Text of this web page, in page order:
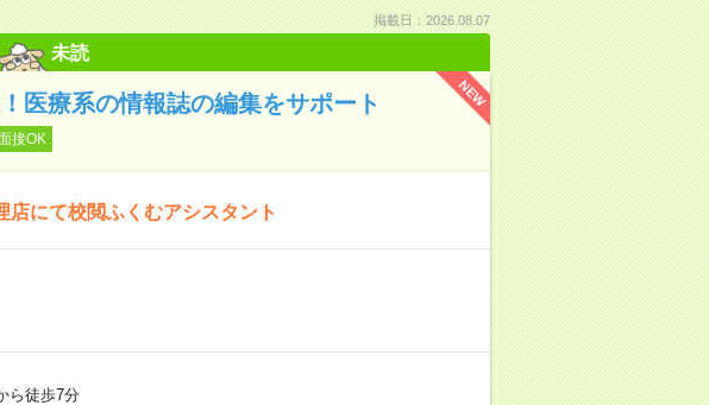
掲載日：2026.08.07
未読
NEW
医療系の情報誌の編集をサポート
接OK
店にて校閲ふくむアシスタント
ら徒歩7分